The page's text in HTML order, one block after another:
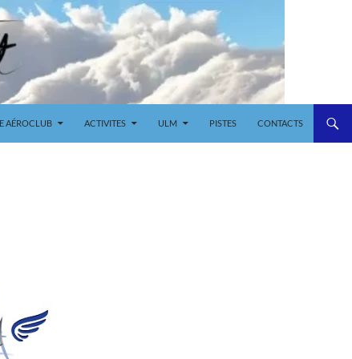
AÉROCLUB ACTIVITES ULM PISTES CONTACTS